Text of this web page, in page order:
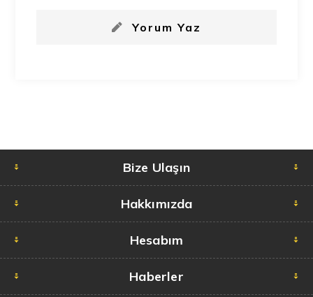
Yorum Yaz
Bize Ulaşın
Hakkımızda
Hesabım
Haberler